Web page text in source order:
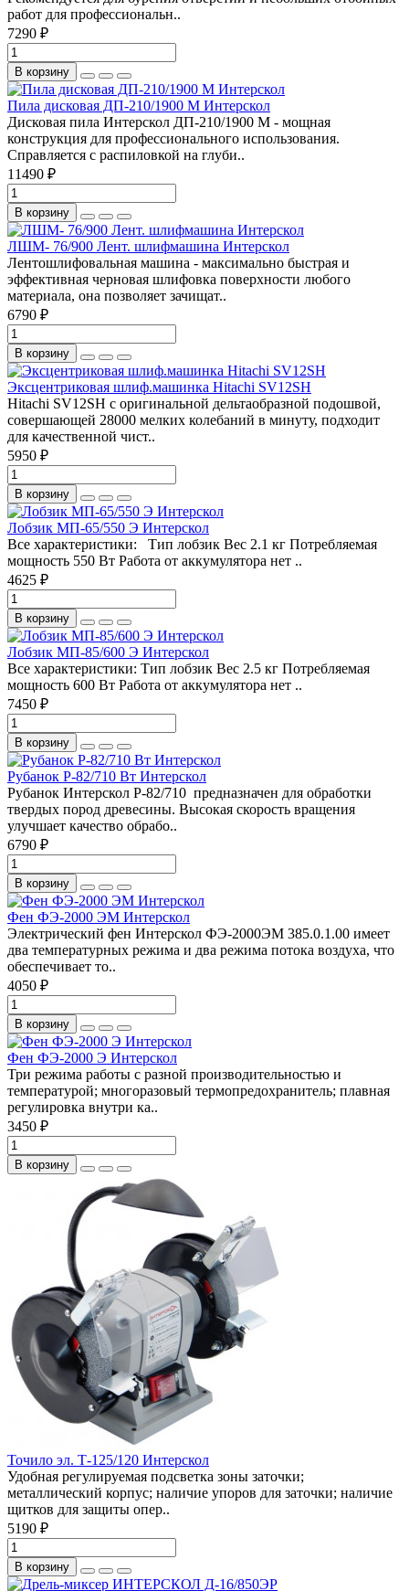
работ для профессиональн..
7290 ₽
В корзину
Пила дисковая ДП-210/1900 М Интерскол
Дисковая пила Интерскол ДП-210/1900 М - мощная
конструкция для профессионального использования.
Справляется с распиловкой на глуби..
11490 ₽
В корзину
ЛШМ- 76/900 Лент. шлифмашина Интерскол
Лентошлифовальная машина - максимально быстрая и
эффективная черновая шлифовка поверхности любого
материала, она позволяет зачищат..
6790 ₽
В корзину
Эксцентриковая шлиф.машинка Hitachi SV12SH
Hitachi SV12SH с оригинальной дельтаобразной подошвой,
совершающей 28000 мелких колебаний в минуту, подходит
для качественной чист..
5950 ₽
В корзину
Лобзик МП-65/550 Э Интерскол
Все характеристики: Тип лобзик Вес 2.1 кг Потребляемая
мощность 550 Вт Работа от аккумулятора нет ..
4625 ₽
В корзину
Лобзик МП-85/600 Э Интерскол
Все характеристики: Тип лобзик Вес 2.5 кг Потребляемая
мощность 600 Вт Работа от аккумулятора нет ..
7450 ₽
В корзину
Рубанок Р-82/710 Вт Интерскол
Рубанок Интерскол Р-82/710 предназначен для обработки
твердых пород древесины. Высокая скорость вращения
улучшает качество обрабо..
6790 ₽
В корзину
Фен ФЭ-2000 ЭМ Интерскол
Электрический фен Интерскол ФЭ-2000ЭМ 385.0.1.00 имеет
два температурных режима и два режима потока воздуха, что
обеспечивает то..
4050 ₽
В корзину
Фен ФЭ-2000 Э Интерскол
Три режима работы с разной производительностью и
температурой; многоразовый термопредохранитель; плавная
регулировка внутри ка..
3450 ₽
В корзину
Точило эл. Т-125/120 Интерскол
Удобная регулируемая подсветка зоны заточки;
металлический корпус; наличие упоров для заточки; наличие
щитков для защиты опер..
5190 ₽
В корзину